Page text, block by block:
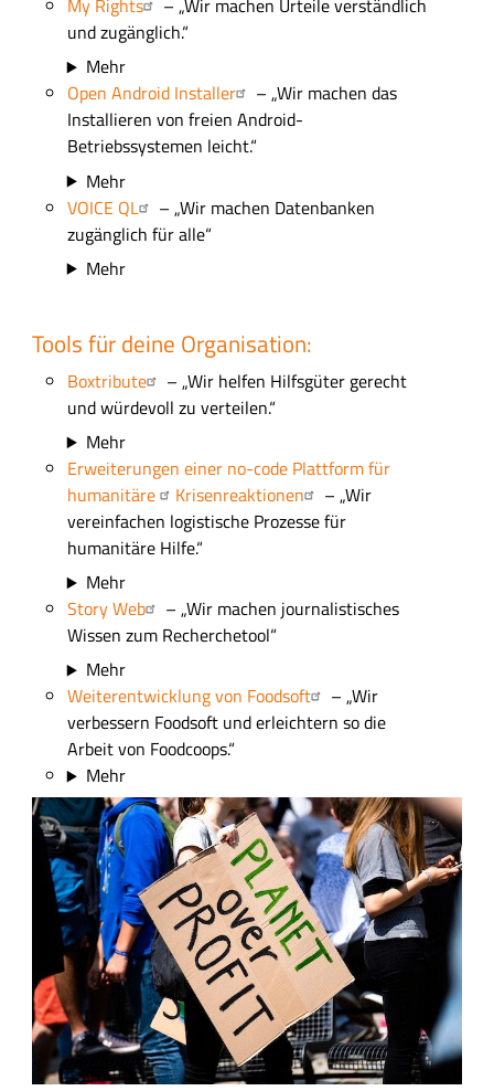
My Rights
– „Wir machen Urteile verständlich
und zugänglich.“
Mehr
Open Android Installer
– „Wir machen das
Installieren von freien Android-
Betriebssystemen leicht.“
Mehr
VOICE QL
– „Wir machen Datenbanken
zugänglich für alle“
Mehr
Tools für deine Organisation:
Boxtribute
– „Wir helfen Hilfsgüter gerecht
und würdevoll zu verteilen.“
Mehr
Erweiterungen einer no-code Plattform für
humanitäre
Krisenreaktionen
– „Wir
vereinfachen logistische Prozesse für
humanitäre Hilfe.“
Mehr
Story Web
– „Wir machen journalistisches
Wissen zum Recherchetool“
Mehr
Weiterentwicklung von Foodsoft
– „Wir
verbessern Foodsoft und erleichtern so die
Arbeit von Foodcoops.“
Mehr
B